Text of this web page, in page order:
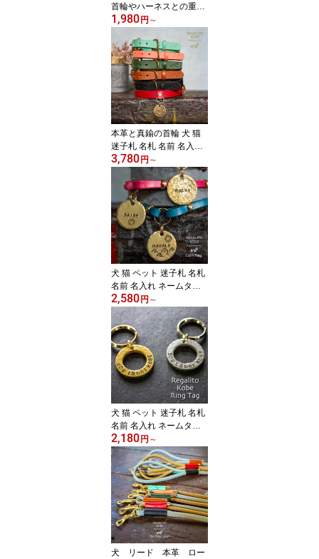
首輪やハーネスとの重ね
付け 名札 名入れ ネー
ムタグ おしゃれ 本革
製 かわいい プレゼン
ト 軽量設計迷子札のた
めのチョーカーREGALIT
O KOBE The Dog Choke
r 本革チョーカー 迷子札
※迷子札は別売※首輪で
はありません
1,980円 ～
本革と真鍮の首輪 犬 猫
迷子札 名札 名前 名入れ
ネームタグ 小型犬 中型
犬 大型犬 おしゃれ か
わいい プレゼント 迷子
札が映える首輪REGALIT
O KOBE The Dog Collar
迷子札・チョーカー は別
売
3,780円 ～
犬 猫 ペット 迷子札 名札
名前 名入れ ネームタ
グ 真鍮製 おしゃれ プ
レゼントコイン型のデザ
インが選べる迷子札両面
に刻印 迷子札のためのチ
ョーカーや首輪やハーネ
スに取付12星座が選べる
迷子札 REGALITO KOBE
オーダーメイド
2,580円 ～
犬 猫 ペット 迷子札 名札
名前 名入れ ネームタグ
シンプル おしゃれ プ
レゼント両面に刻印 迷子
札のためのチョーカーや
首輪やハーネスに取付 リ
ング型 ゴールド シル
バー 真鍮Ring Tag RE
GALITO KOBE オーダー
メイド 迷子札
2,180円 ～
犬 リード 本革 ロー